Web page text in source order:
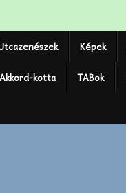
Képek
Akkord-kotta TABok